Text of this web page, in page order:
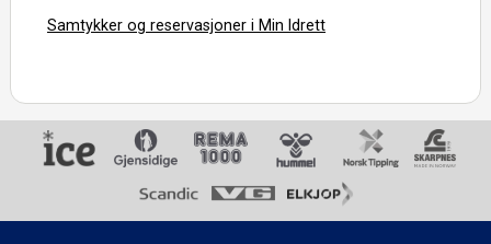
Samtykker og reservasjoner i Min Idrett